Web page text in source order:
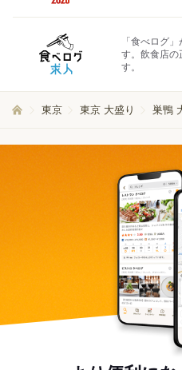
「食べログ
す。飲食店の
す。
東京 東京 大盛り 巣鴨